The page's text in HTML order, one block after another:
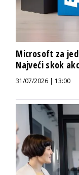
Microsoft za
Najveći skok
31/07/2026 | 13:00